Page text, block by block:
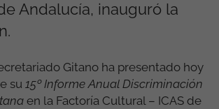
Andalucía, inauguró la
Gitano ha presentado hoy
su 15º Informe Anual Discriminación
en la Factoría Cultural – ICAS de